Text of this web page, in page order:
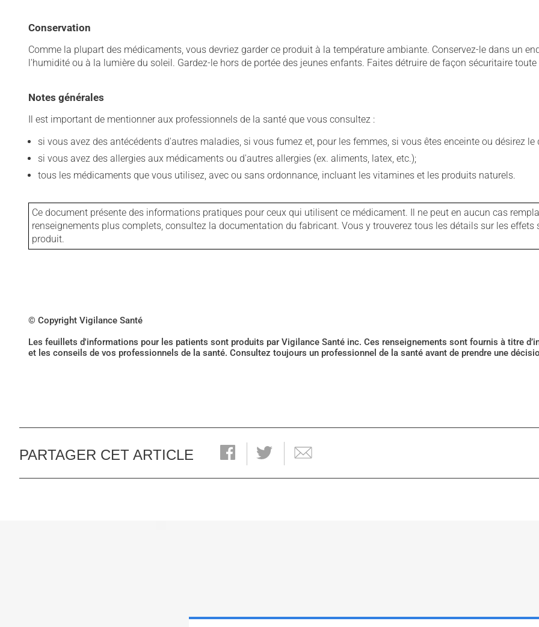
Conservation
Comme la plupart des médicaments, vous devriez garder ce produit à la température ambiante. Conservez-le dans un
l'humidité ou à la lumière du soleil. Gardez-le hors de portée des jeunes enfants. Faites détruire de façon sécuritaire
Notes générales
Il est important de mentionner aux professionnels de la santé que vous consultez :
si vous avez des antécédents d'autres maladies, si vous fumez et, pour les femmes, si vous êtes enceinte ou désirez le
si vous avez des allergies aux médicaments ou d'autres allergies (ex. aliments, latex, etc.);
tous les médicaments que vous utilisez, avec ou sans ordonnance, incluant les vitamines et les produits naturels.
Ce document présente des informations pratiques pour ceux qui utilisent ce médicament. Il ne peut en aucun cas
renseignements plus complets, consultez la documentation du fabricant. Vous y trouverez tous les détails sur les
produit.
© Copyright Vigilance Santé
Les feuillets d'informations pour les patients sont produits par Vigilance Santé inc. Ces renseignements sont fournis à titre
et les conseils de vos professionnels de la santé. Consultez toujours un professionnel de la santé avant de prendre une
PARTAGER CET ARTICLE